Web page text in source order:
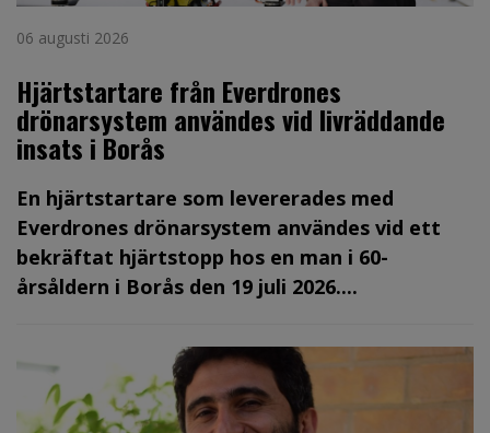
06 augusti 2026
Hjärtstartare från Everdrones
drönarsystem användes vid livräddande
insats i Borås
En hjärtstartare som levererades med
Everdrones drönarsystem användes vid ett
bekräftat hjärtstopp hos en man i 60-
årsåldern i Borås den 19 juli 2026....